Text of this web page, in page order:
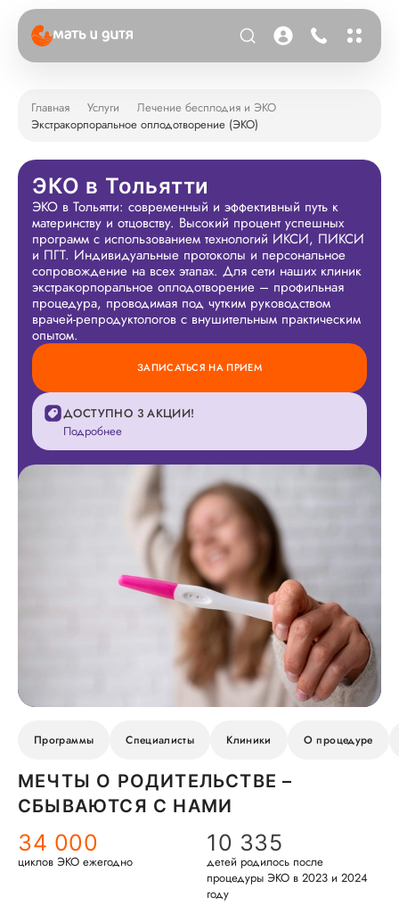
Главная Услуги
Лечение бесплодия и ЭКО
Экстракорпоральное оплодотворение (ЭКО)
ЭКО в Тольятти
ЭКО в Тольятти: современный и эффективный путь к
материнству и отцовству. Высокий процент успешных
программ с использованием технологий ИКСИ, ПИКСИ
и ПГТ. Индивидуальные протоколы и персональное
сопровождение на всех этапах. Для сети наших клиник
экстракорпоральное оплодотворение – профильная
процедура, проводимая под чутким руководством
врачей-репродуктологов с внушительным практическим
опытом.
ЗАПИСАТЬСЯ НА ПРИЕМ
ДОСТУПНО 3 АКЦИИ!
Подробнее
Программы Специалисты Клиники О процедуре
МЕЧТЫ О РОДИТЕЛЬСТВЕ –
СБЫВАЮТСЯ С НАМИ
34 000
циклов ЭКО ежегодно
10 335
детей родилось после
процедуры ЭКО в 2023 и 2024
году